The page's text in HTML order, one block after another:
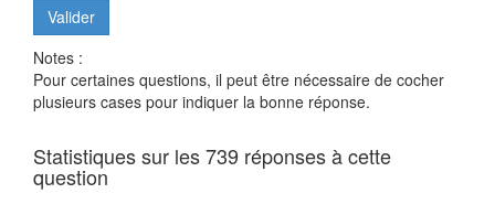
Notes :
Pour certaines questions, il peut être nécessaire de cocher
plusieurs cases pour indiquer la bonne réponse.
Statistiques sur les 739 réponses à cette
question